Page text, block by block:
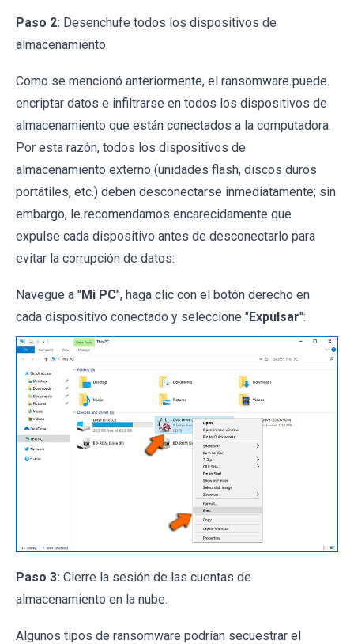
Paso 2: Desenchufe todos los dispositivos de
almacenamiento.
Como se mencionó anteriormente, el ransomware puede
encriptar datos e infiltrarse en todos los dispositivos de
almacenamiento que están conectados a la computadora.
Por esta razón, todos los dispositivos de
almacenamiento externo (unidades flash, discos duros
portátiles, etc.) deben desconectarse inmediatamente; sin
embargo, le recomendamos encarecidamente que
expulse cada dispositivo antes de desconectarlo para
evitar la corrupción de datos:
Navegue a "Mi PC", haga clic con el botón derecho en
cada dispositivo conectado y seleccione "Expulsar":
Paso 3: Cierre la sesión de las cuentas de
almacenamiento en la nube.
Algunos tipos de ransomware podrían secuestrar el